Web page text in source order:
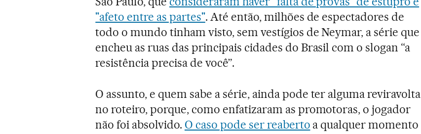
"afeto entre as partes". Até então, milhões de espectadores de
todo o mundo tinham visto, sem vestígios de Neymar, a série que
encheu as ruas das principais cidades do Brasil com o slogan “a
resistência precisa de você”.
O assunto, e quem sabe a série, ainda pode ter alguma reviravolta
no roteiro, porque, como enfatizaram as promotoras, o jogador
não foi absolvido. O caso pode ser reaberto a qualquer momento